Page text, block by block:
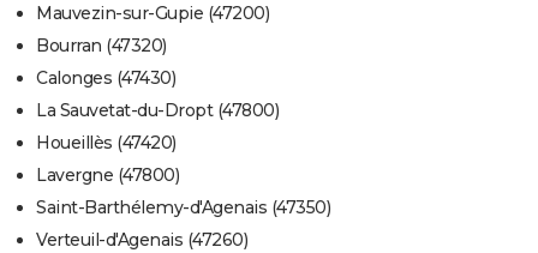
Mauvezin-sur-Gupie (47200)
Bourran (47320)
Calonges (47430)
La Sauvetat-du-Dropt (47800)
Houeillès (47420)
Lavergne (47800)
Saint-Barthélemy-d'Agenais (47350)
Verteuil-d'Agenais (47260)